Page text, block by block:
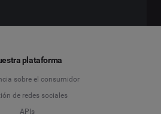
plataforma
sobre el consumidor
de redes sociales
APIs